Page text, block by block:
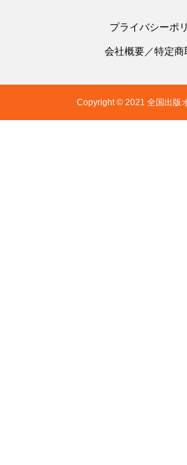
プライバシーポ
会社概要／特定商
Copyright © 2021 全国出版